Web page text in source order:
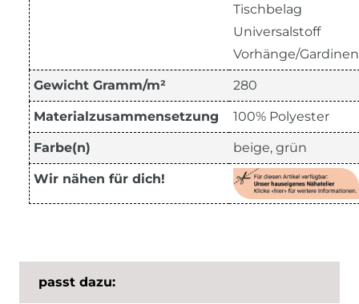
Tischbelag
Universalstoff
Vorhänge/Gardinen
Gewicht Gramm/m² 280
Materialzusammensetzung 100% Polyester
Farbe(n) beige, grün
Wir nähen für dich!
passt dazu: